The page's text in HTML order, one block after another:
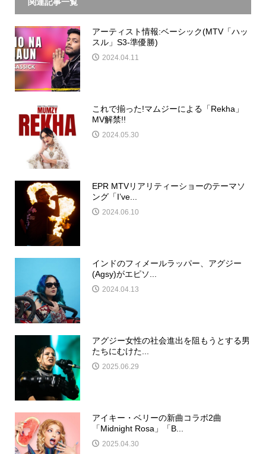
アーティスト情報:ベーシック(MTV「ハッ
スル」S3-準優勝)
2024.04.11
これで揃った!マムジーによる「Rekha」
MV解禁!!
2024.05.30
EPR MTVリアリティーショーのテーマソ
ング「I’ve...
2024.06.10
インドのフィメールラッパー、アグジー
(Agsy)がエピソ...
2024.04.13
アグジー女性の社会進出を阻もうとする男
たちにむけた...
2025.06.29
アイキー・ベリーの新曲コラボ2曲
「Midnight Rosa」「B...
2025.04.30